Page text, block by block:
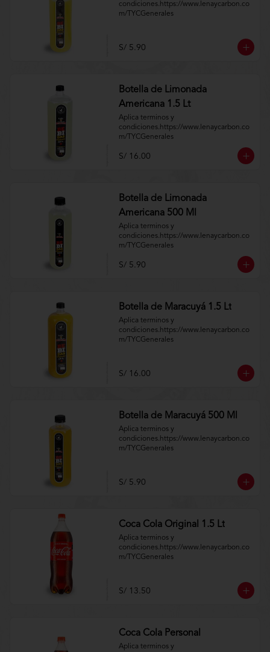
condiciones.https://www.lenaycarbon.co
m/TYCGenerales
S/ 5.90
Botella de Limonada
Americana 1.5 Lt
Aplica terminos y
condiciones.https://www.lenaycarbon.co
m/TYCGenerales
S/ 16.00
Botella de Limonada
Americana 500 Ml
Aplica terminos y
condiciones.https://www.lenaycarbon.co
m/TYCGenerales
S/ 5.90
Botella de Maracuyá 1.5 Lt
Aplica terminos y
condiciones.https://www.lenaycarbon.co
m/TYCGenerales
S/ 16.00
Botella de Maracuyá 500 Ml
Aplica terminos y
condiciones.https://www.lenaycarbon.co
m/TYCGenerales
S/ 5.90
Coca Cola Original 1.5 Lt
Aplica terminos y
condiciones.https://www.lenaycarbon.co
m/TYCGenerales
S/ 13.50
Coca Cola Personal
Aplica terminos y